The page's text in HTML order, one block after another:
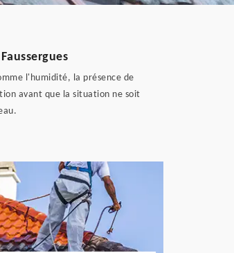
l'humidité, la présence de
avant que la situation ne soit